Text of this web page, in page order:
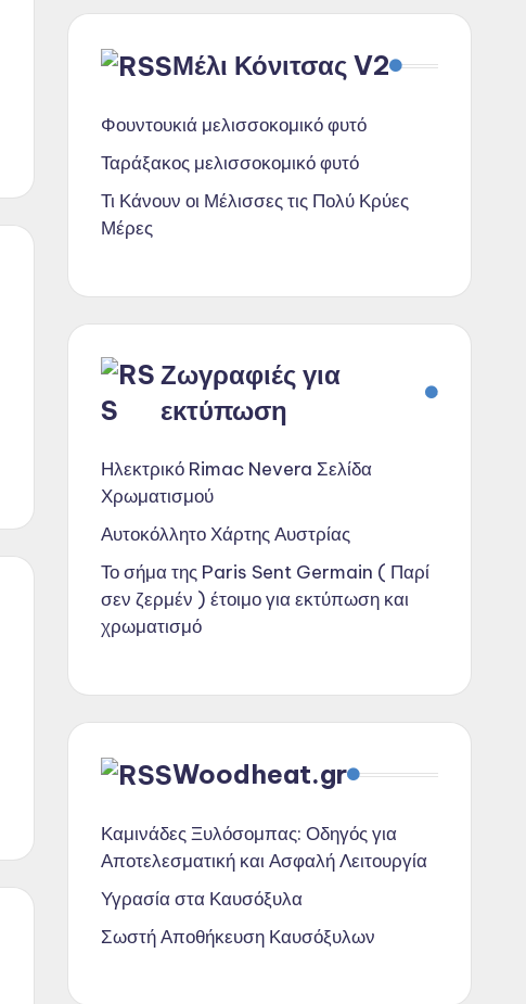
Μέλι Κόνιτσας V2
Φουντουκιά μελισσοκομικό φυτό
Ταράξακος μελισσοκομικό φυτό
Τι Κάνουν οι Μέλισσες τις Πολύ Κρύες
Μέρες
Ζωγραφιές για
εκτύπωση
Ηλεκτρικό Rimac Nevera Σελίδα
Χρωματισμού
Αυτοκόλλητο Χάρτης Αυστρίας
Το σήμα της Paris Sent Germain ( Παρί
σεν ζερμέν ) έτοιμο για εκτύπωση και
χρωματισμό
Woodheat.gr
Καμινάδες Ξυλόσομπας: Οδηγός για
Αποτελεσματική και Ασφαλή Λειτουργία
Υγρασία στα Καυσόξυλα
Σωστή Αποθήκευση Καυσόξυλων